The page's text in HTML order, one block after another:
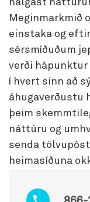
nálgast
Meginmarkmið
einstaka og
sérsmíðuðum
verði hápunktur
í hvert sinn að
áhugaverðustu
þeim
náttúru og
senda
heimasíðuna